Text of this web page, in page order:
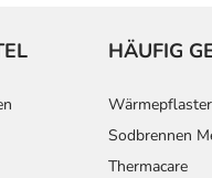
Überempfindlichkeit
HÄUFIG
Wärmepflaster
Sodbrennen
Thermacare